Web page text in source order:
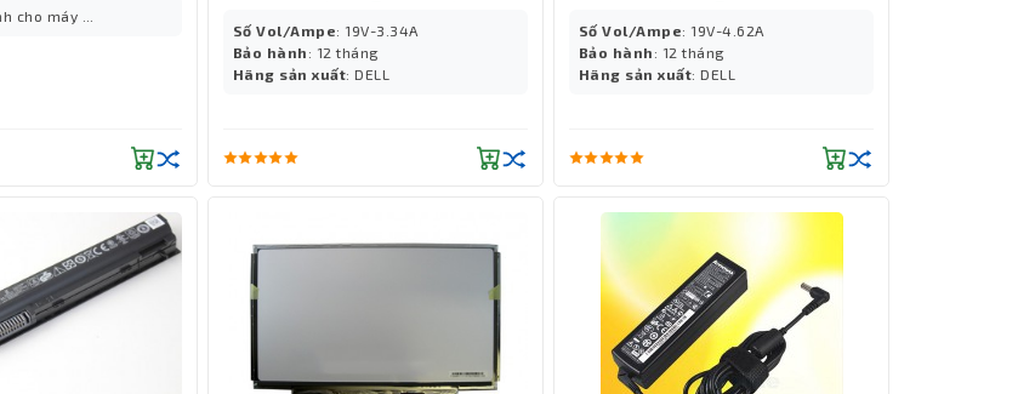
cho máy ...
Số Vol/Ampe: 19V-3.34A
Bảo hành : 12 tháng
Hãng sản xuất: DELL
Số Vol/Ampe: 19V-4.62A
Bảo hành : 12 tháng
Hãng sản xuất: DELL